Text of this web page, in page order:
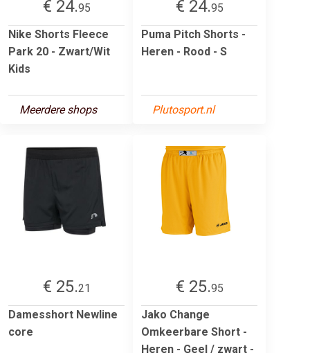
€ 24.95
Nike Shorts Fleece
Park 20 - Zwart/Wit
Kids
Meerdere shops
€ 24.95
Puma Pitch Shorts -
Heren - Rood - S
Plutosport.nl
€ 25.21
Damesshort Newline
core
€ 25.95
Jako Change
Omkeerbare Short -
Heren - Geel / zwart -